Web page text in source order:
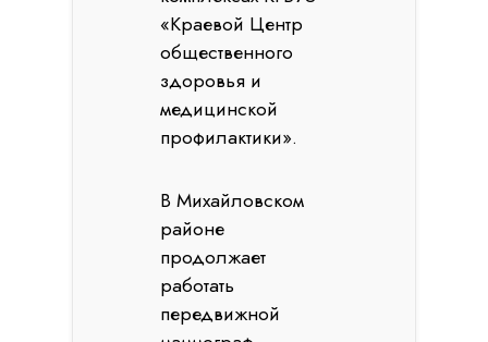
«Краевой Центр
общественного
здоровья и
медицинской
профилактики».
В Михайловском
районе
продолжает
работать
передвижной